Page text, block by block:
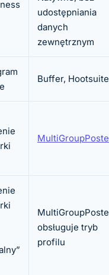
udostępniania
danych
zewnętrznym
Buffer, Hootsuite
obsługuje tryb
profilu